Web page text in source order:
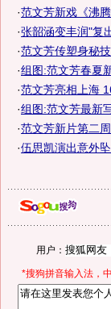
·范文芳新戏《沸
·张韶涵变丰润"复
·范文芳传塑身秘
·组图:范文芳春夏
·范文芳亮相上海
·组图:范文芳最新
·范文芳新片第二
·伍思凯演出意外
用户：
*搜狗拼音输入法，